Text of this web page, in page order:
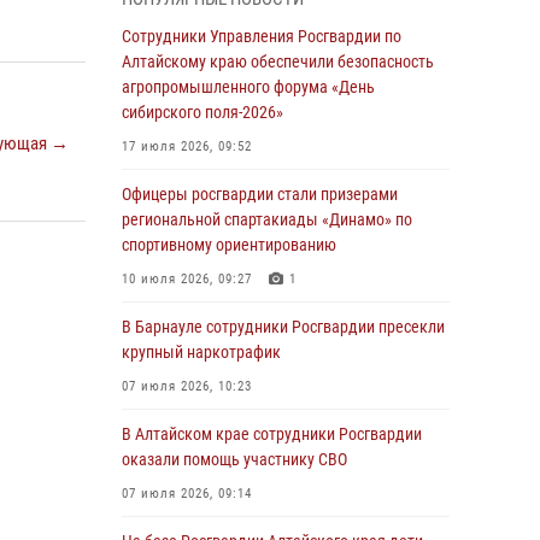
→
бойцы ОМОН «Алтай» провели военно-
патриотическое мероприятие для детей в
лагере «Звёздный»
05 июля 2026, 11:13
Росгвардия Алтайского края приняла участие
храбрости»
04 июля 2026, 11:09
Сотрудники Росгвардии провели встречу с
«Каникулы с Росгвардией»
03 июля 2026, 04:03
провело для детей экскурсию на теплоходе в
рамках акции «Каникулы с Росгвардией»
02 июля 2026, 00:55
Сотрудники Управления Росгвардии по
Алтайскому краю обеспечили безопасность
агропромышленного форума «День
сибирского поля-2026»
17 июля 2026, 09:52
Офицеры росгвардии стали призерами
региональной спартакиады «Динамо» по
спортивному ориентированию
10 июля 2026, 09:27 1
В Барнауле сотрудники Росгвардии пресекли
крупный наркотрафик
07 июля 2026, 10:23
В Алтайском крае сотрудники Росгвардии
оказали помощь участнику СВО
07 июля 2026, 09:14